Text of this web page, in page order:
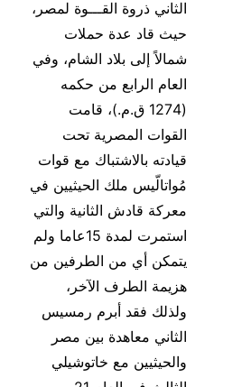
الثاني ذروة القـــوة لمصر،
حيث قاد عدة حملات
شمالاً إلى بلاد الشام، وفي
العام الرابع من حكمه
(1274 ق.م.)، قامت
القوات المصرية تحت
قيادته بالاشتباك مع قوات
مُواتالّيس ملك الحيثيين في
معركة قادش الثانية والتي
استمرت لمدة 15عاما ولم
يتمكن أي من الطرفين من
هزيمة الطرف الآخر،
ولذلك فقد أبرم رمسيس
الثاني معاهدة بين مصر
والحيثيين مع خاتوشيلي